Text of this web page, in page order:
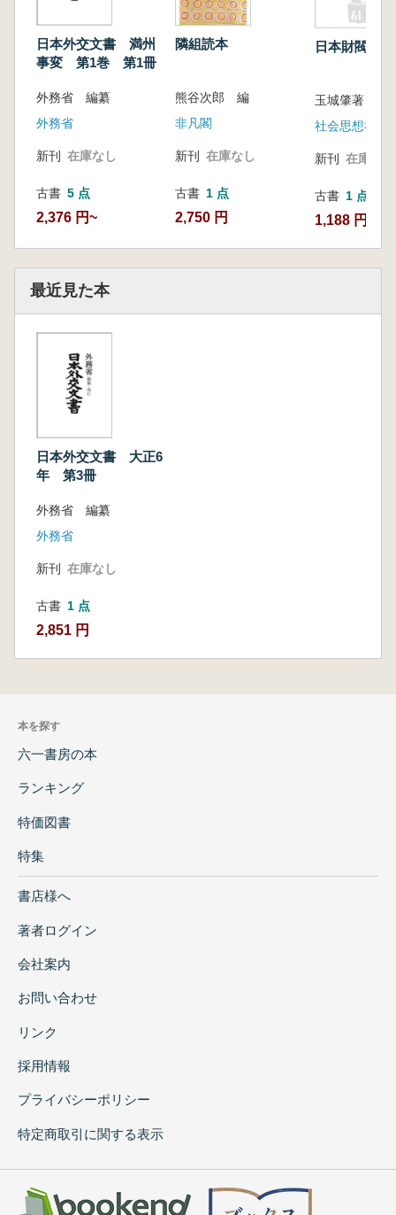
日本外交文書 満州
事変 第1巻 第1冊
外務省 編纂
外務省
新刊 在庫なし
古書 5 点
2,376 円~
隣組読本
熊谷次郎 編
非凡閣
新刊 在庫なし
古書 1 点
2,750 円
日本財閥史
玉城肇著
社会思想社
新刊 在庫なし
古書 1 点
1,188 円
最近見た本
日本外交文書 大正6
年 第3冊
外務省 編纂
外務省
新刊 在庫なし
古書 1 点
2,851 円
本を探す
六一書房の本
ランキング
特価図書
特集
書店様へ
著者ログイン
会社案内
お問い合わせ
リンク
採用情報
プライバシーポリシー
特定商取引に関する表示